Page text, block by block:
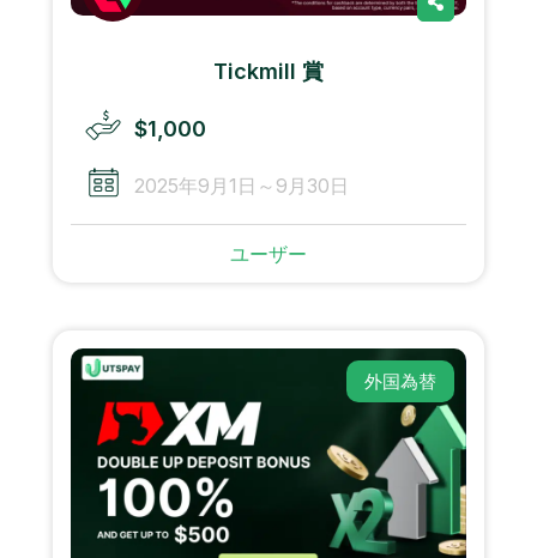
Tickmill 賞
$1,000
2025年9月1日～9月30日
ユーザー
外国為替